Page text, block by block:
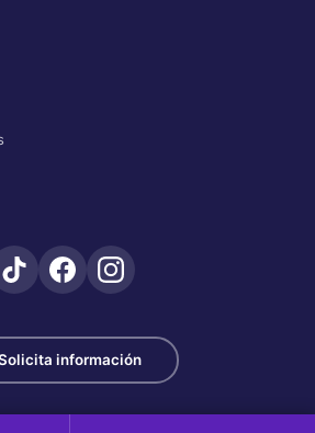
información